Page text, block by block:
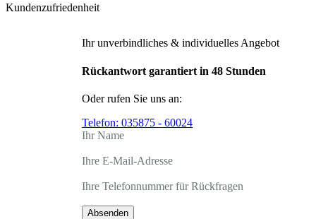
Kundenzufriedenheit
Ihr unverbindliches & individuelles Angebot
Rückantwort garantiert in 48 Stunden
Oder rufen Sie uns an:
Telefon: 035875 - 60024
Ihr Name
Ihre E-Mail-Adresse
Ihre Telefonnummer für Rückfragen
Absenden